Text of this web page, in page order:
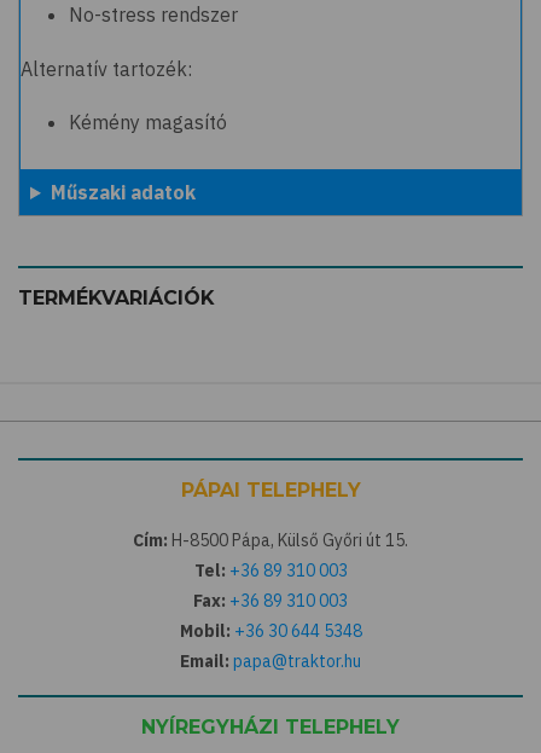
No-stress rendszer
Alternatív tartozék:
Kémény magasító
Műszaki adatok
TERMÉKVARIÁCIÓK
PÁPAI TELEPHELY
Cím: H-8500 Pápa, Külső Győri út 15.
Tel: +36 89 310 003
Fax: +36 89 310 003
Mobil: +36 30 644 5348
Email: papa@traktor.hu
NYÍREGYHÁZI TELEPHELY